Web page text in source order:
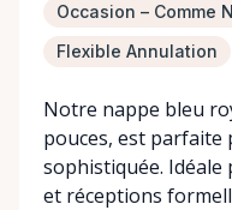
Occasion – Comme
Flexible Annulation
Notre nappe bleu
pouces, est
sophistiquée. Idéale
et réceptions